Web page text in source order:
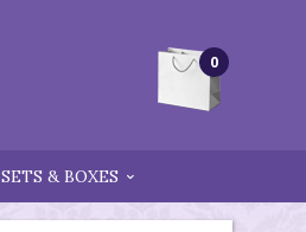
0
SETS & BOXES